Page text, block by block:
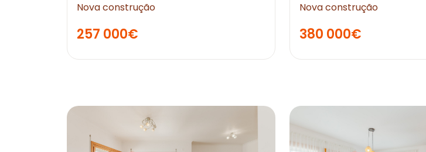
Nova construção
257 000€
Nova construção
380 000€